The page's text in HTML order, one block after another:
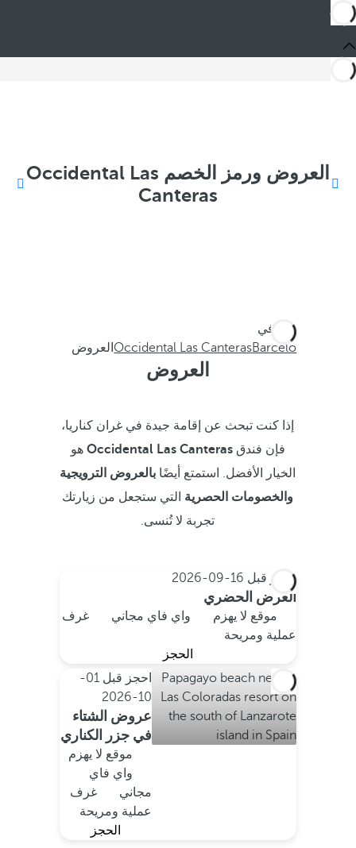
العروض ورمز الخصم Occidental Las
Canteras
أنت في
Barceló
Occidental Las Canteras العروض
العروض
إذا كنت تبحث عن إقامة جيدة في غران كناريا،
فإن فندقOccidental Las Canteras هو
الخيار الأفضل. استمتع أيضًا بالعروض الترويجية
والخصومات الحصرية التي ستجعل من زيارتك
تجربة لا تُنسى.
احجز قبل 16-09-2026
العرض الحضري
موقع لا يهزم واي فاي مجاني
غرف
عملية ومريحة
الحجز
احجز قبل
01-
10-2026
عروض الشتاء
في جزر الكناري
موقع لا يهزم
واي فاي
مجاني
غرف
عملية ومريحة
الحجز